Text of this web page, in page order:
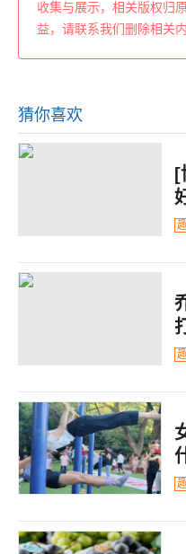
收集与展示，相关版权归
益，请联系我们删除相关内
猜你喜欢
[